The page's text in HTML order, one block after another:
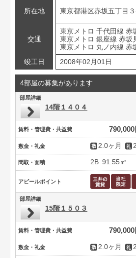
所在地 東京都港区赤坂五丁目
交通
東京メトロ 千代田線 赤
東京メトロ 銀座線 赤坂
東京メトロ 丸ノ内線 赤
竣工日
2008年02月01日
4部屋の募集があります
部屋詳細
14階１４０４
賃料・管理費・共益費 790,000
敷金・礼金 2.0ヶ月
間取・面積 2B 91.55㎡
アピールポイント
部屋詳細
15階１５０３
賃料・管理費・共益費 790,000
敷金・礼金 2.0ヶ月